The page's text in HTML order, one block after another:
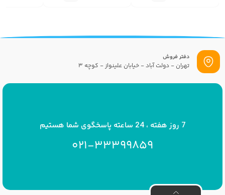
دفتر فروش
تهران - دولت آباد - خیابان علینواز - کوچه 3
7 روز هفته ، 24 ساعته پاسخگوی شما هستیم
021-33399859